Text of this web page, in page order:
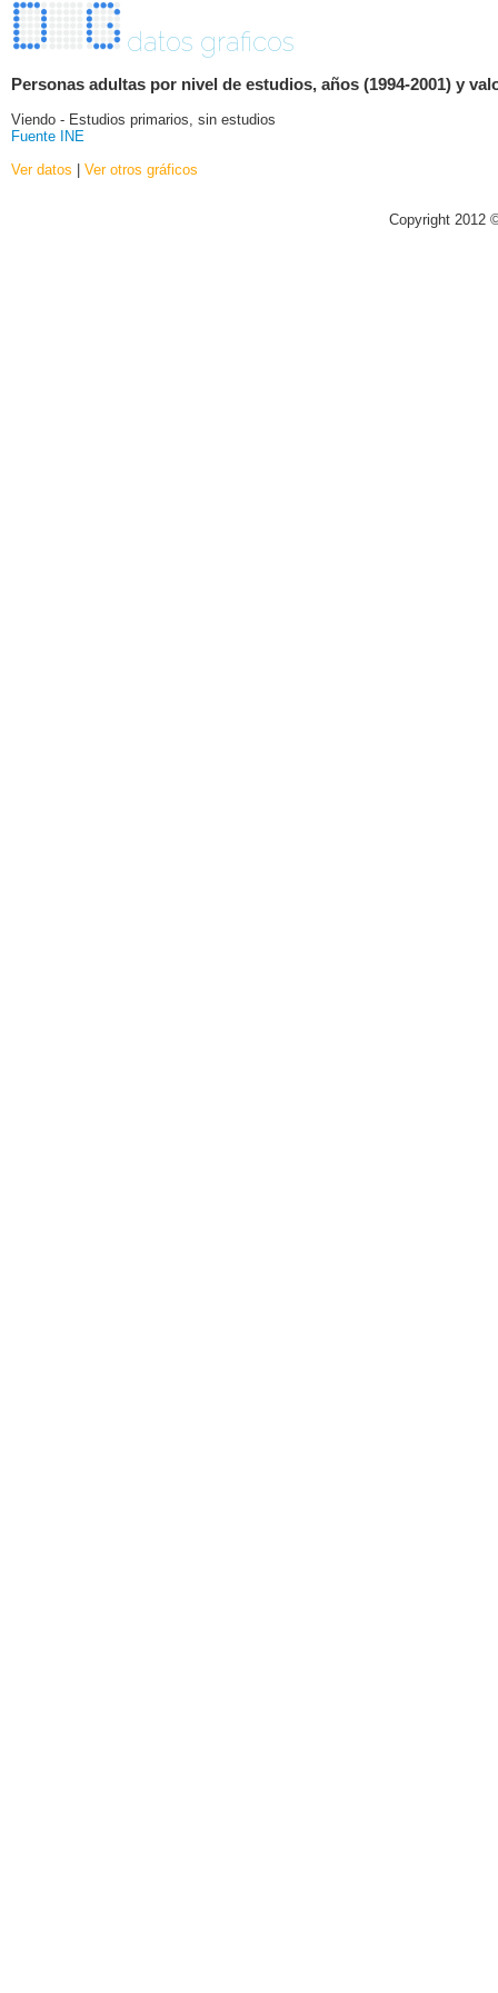
datos graficos
Personas adultas por nivel de estudios, años (1994-2001) y
Viendo - Estudios primarios, sin estudios
Fuente INE
Ver datos | Ver otros gráficos
Copyright 2012